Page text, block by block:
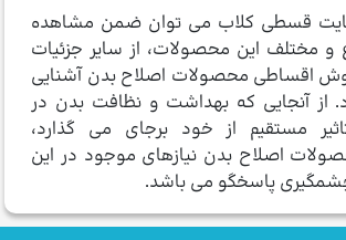
قسطی کلاب می توان ضمن مشاهده
مختلف این محصولات، از سایر جزئیات
اقساطی محصولات اصلاح بدن آشنایی
از آنجایی که بهداشت و نظافت بدن در
مستقیم از خود برجای می گذارد،
اصلاح بدن نیازهای موجود در این
چشمگیری پاسخگو می باشد.